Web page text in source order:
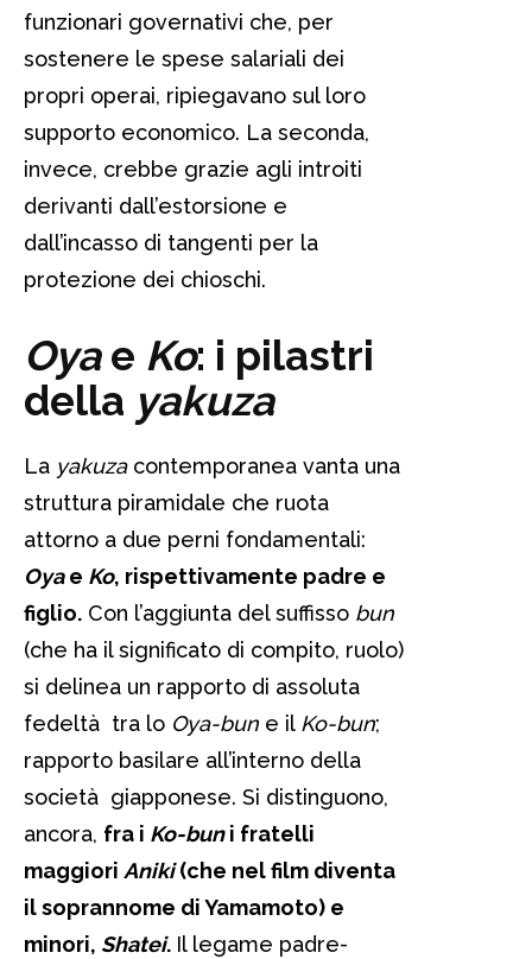
funzionari governativi che, per
sostenere le spese salariali dei
propri operai, ripiegavano sul loro
supporto economico. La seconda,
invece, crebbe grazie agli introiti
derivanti dall’estorsione e
dall’incasso di tangenti per la
protezione dei chioschi.
Oyae Ko: i pilastri
della yakuza
La yakuza contemporanea vanta una
struttura piramidale che ruota
attorno a due perni fondamentali:
Oyae Ko, rispettivamente padre e
figlio. Con l’aggiunta del suffisso bun
(che ha il significato di compito, ruolo)
si delinea un rapporto di assoluta
fedeltà tra lo Oya-bun e il Ko-bun;
rapporto basilare all’interno della
società giapponese. Si distinguono,
ancora, fra i Ko-buni fratelli
maggiori Aniki(che nel film diventa
il soprannome di Yamamoto) e
minori, Shatei. Il legame padre-